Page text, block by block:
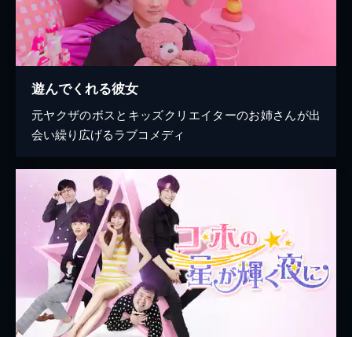
遊んでくれる彼女
元ヤクザのボスとキッズクリエイターのお姉さんが出
会い繰り広げるラブコメディ